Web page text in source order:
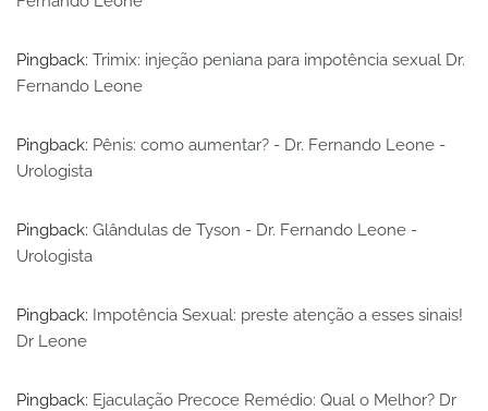
Pingback: Trimix: injeção peniana para impotência sexual Dr.
Fernando Leone
Pingback: Pênis: como aumentar? - Dr. Fernando Leone -
Urologista
Pingback: Glândulas de Tyson - Dr. Fernando Leone -
Urologista
Pingback: Impotência Sexual: preste atenção a esses sinais!
Dr Leone
Pingback: Ejaculação Precoce Remédio: Qual o Melhor? Dr